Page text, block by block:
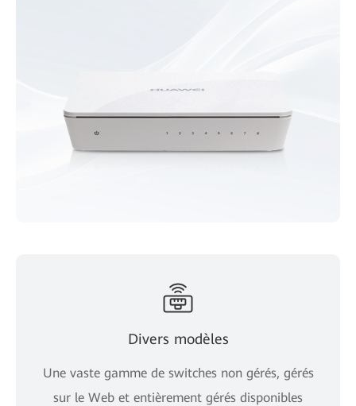
Divers modèles
Une vaste gamme de switches non gérés, gérés
sur le Web et entièrement gérés disponibles